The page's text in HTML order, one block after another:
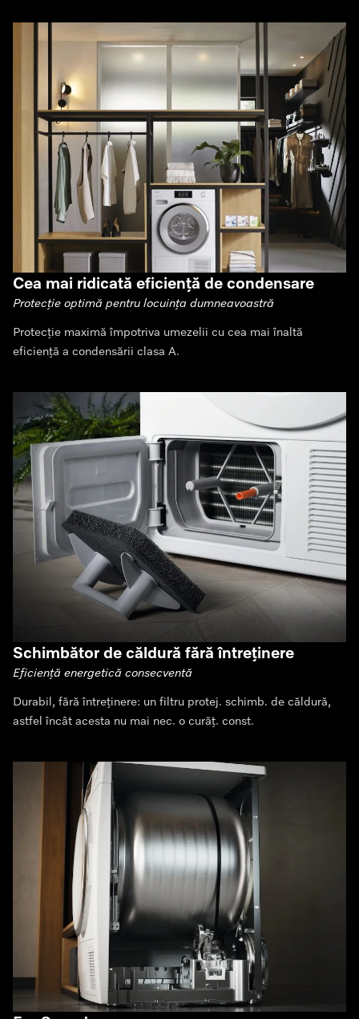
Cea mai ridicată eficiență de condensare
Protecție optimă pentru locuința dumneavoastră
Protecție maximă împotriva umezelii cu cea mai înaltă
eficiență a condensării clasa A.
Schimbător de căldură fără întreținere
Eficiență energetică consecventă
Durabil, fără întreținere: un filtru protej. schimb. de căldură,
astfel încât acesta nu mai nec. o curăț. const.